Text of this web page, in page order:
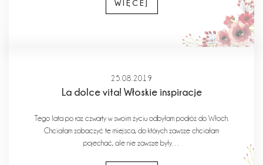
WIĘCEJ
25.08.2019
La dolce vita! Włoskie inspiracje
Tego lata po raz czwarty w swoim życiu odbyłam podróż do Włoch.
Chciałam zobaczyć te miejsca, do których zawsze chciałam
pojechać, ale nie zawsze były…